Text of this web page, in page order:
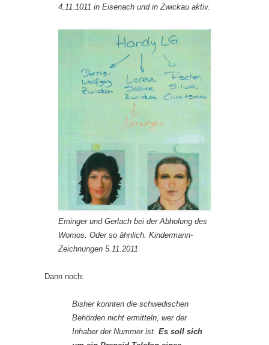
4.11.1011 in Eisenach und in Zwickau aktiv.
Eminger und Gerlach bei der Abholung des
Womos. Oder so ähnlich. Kindermann-
Zeichnungen 5.11.2011
Dann noch:
Bisher konnten die schwedischen
Behörden nicht ermitteln, wer der
Inhaber der Nummer ist. Es soll sich